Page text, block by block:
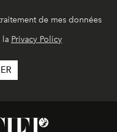
de mes données
la Privacy Policy